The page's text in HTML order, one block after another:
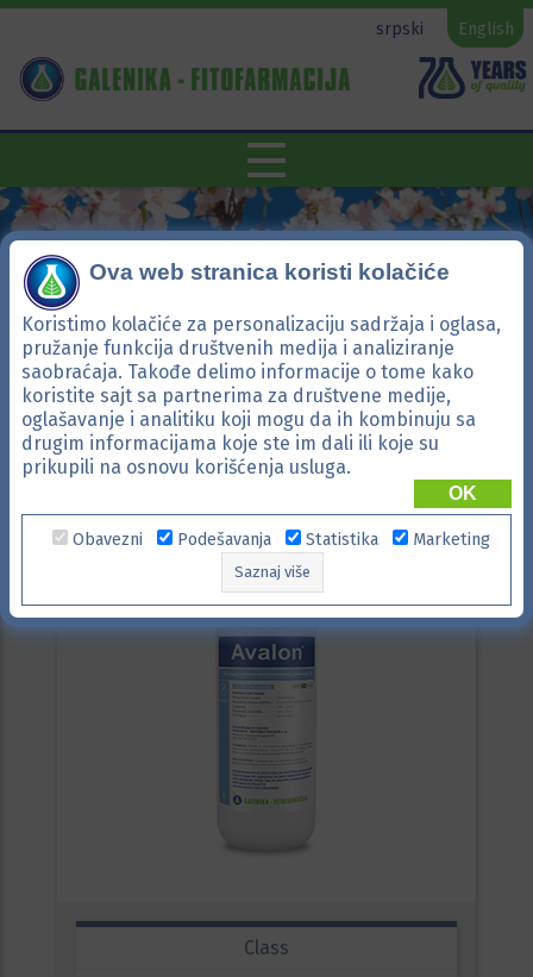
srpski English
Avalon
Class
Ova web stranica koristi kolačiće
Koristimo kolačiće za personalizaciju sadržaja i oglasa,
pružanje funkcija društvenih medija i analiziranje
saobraćaja. Takođe delimo informacije o tome kako
koristite sajt sa partnerima za društvene medije,
oglašavanje i analitiku koji mogu da ih kombinuju sa
drugim informacijama koje ste im dali ili koje su
prikupili na osnovu korišćenja usluga.
OK
Obavezni Podešavanja Statistika Marketing
Saznaj više